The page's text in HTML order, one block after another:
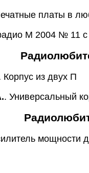
платы в
М 2004 № 11
Корпус из двух П
. Универсальный
мощности